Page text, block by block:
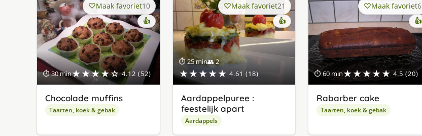
⏱ 30 min★★★★☆ 4.12 (52)
Maak favoriet10
👍
Chocolade muffins
Taarten, koek & gebak
⏱ 25 min👥 2
★★★★★ 4.61 (18)
Maak favoriet21
👍
Aardappelpuree :
feestelijk apart
Aardappels
⏱ 60 min★★★★★ 4.5 (20)
Maak favoriet6
👍
Rabarber cake
Taarten, koek & gebak